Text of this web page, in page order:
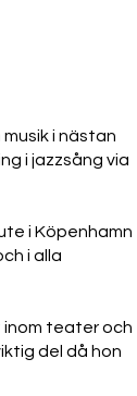
i nästan
i jazzsång via
i Köpenhamn
i alla
teater och
del då hon